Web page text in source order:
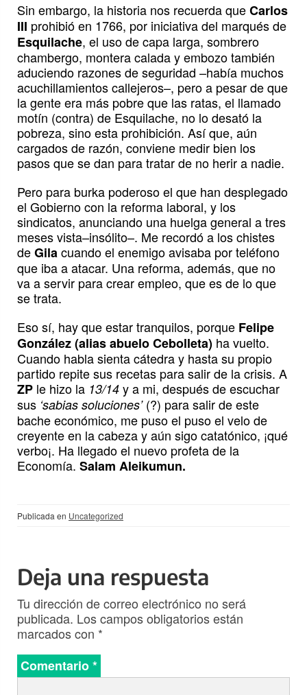
Sin embargo, la historia nos recuerda queCarlos
III prohibió en 1766, por iniciativa del marqués de
Esquilache, el uso de capa larga, sombrero
chambergo, montera calada y embozo también
aduciendo razones de seguridad –había muchos
acuchillamientos callejeros–, pero a pesar de que
la gente era más pobre que las ratas, el llamado
motín (contra) de Esquilache, no lo desató la
pobreza, sino esta prohibición. Así que, aún
cargados de razón, conviene medir bien los
pasos que se dan para tratar de no herir a nadie.
Pero para burka poderoso el que han desplegado
el Gobierno con la reforma laboral, y los
sindicatos, anunciando una huelga general a tres
meses vista–insólito–. Me recordó a los chistes
deGilacuando el enemigo avisaba por teléfono
que iba a atacar. Una reforma, además, que no
va a servir para crear empleo, que es de lo que
se trata.
Eso sí, hay que estar tranquilos, porque Felipe
González (alias abuelo Cebolleta) ha vuelto.
Cuando habla sienta cátedra y hasta su propio
partido repite sus recetas para salir de la crisis. A
ZP le hizo la 13/14 y a mi, después de escuchar
sus ‘sabias soluciones’(?) para salir de este
bache económico, me puso el puso el velo de
creyente en la cabeza y aún sigo catatónico, ¡qué
verbo¡. Ha llegado el nuevo profeta de la
Economía. Salam Aleikumun.
Publicada en Uncategorized
Deja una respuesta
Tu dirección de correo electrónico no será
publicada. Los campos obligatorios están
marcados con *
Comentario*